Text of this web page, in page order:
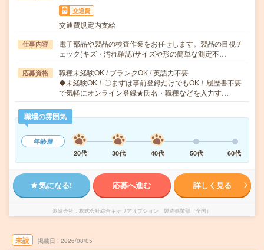
交通費
交通費規定内支給
仕事内容
電子部品や製品の検査作業をお任せします。製品の目視チ
ェック(キズ・汚れ確認)サイズや形の簡単な測定不…
応募資格
職種未経験OK / ブランクOK / 英語力不要
◆未経験OK！〇まずは事前登録だけでもOK！履歴書不要
で気軽にオンライン登録★氏名・職種などを入力す…
職場の雰囲気
年齢層
20代
30代 40代 50代 60代
気になる! 応募へ進む 詳しく見る
派遣会社 株式会社綜合キャリアオプション 製造事業部（全国）
未読 掲載日 2026/08/05